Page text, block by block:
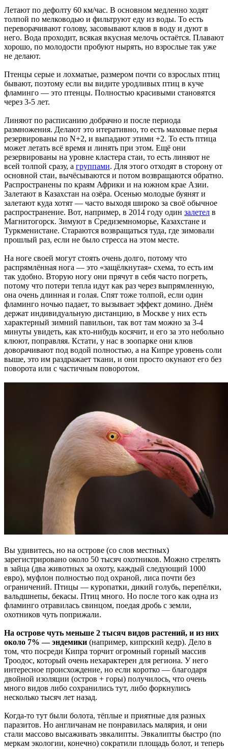
Летают по дефолту 60 км/час. В основном медленно ходят
толпой по мелководью и фильтруют еду из воды. То есть
переворачивают голову, засовывают клюв в воду и дуют в
него. Вода проходит, всякая вкусная мелочь остаётся. Плавают
хорошо, по молодости пробуют нырять, но взрослые так уже
не делают.
Птенцы серые и лохматые, размером почти со взрослых птиц
бывают, поэтому если вы видите уродливых птиц в куче
фламинго — это птенцы. Полностью красивыми становятся
через 3-5 лет.
Линяют по расписанию добрачно и после периода
размножения. Делают это итеративно, то есть маховые перья
резервированы по N+2, и выпадают этими +2. То есть птица
может летать всё время и линять при этом. Ещё они
резервированы на уровне кластера стаи, то есть линяют не
всей толпой сразу, а группами. Для этого отходят в сторону от
основной стаи, вычёсываются и потом возвращаются обратно.
Распространены по краям Африки и на южном крае Азии.
Залетают в Казахстан на озёра. Осенью молодые буянят и
залетают куда хотят — часто выходя широко за своё обычное
распространение. Вот, например, в 2014 году один залетел в
Магнитогорск. Зимуют в Средиземноморье, Казахстане и
Туркменистане. Стараются возвращаться туда, где зимовали
прошлый раз, если не было стресса на этом месте.
На ноге своей могут стоять очень долго, потому что
распрямлённая нога — это «защёлкнутая» схема, то есть им
так удобно. Вторую ногу они прячут в себя часто погреть,
потому что потери тепла идут как раз через выпрямленную,
она очень длинная и голая. Спят тоже толпой, если один
фламинго ночью падает, то вызывает эффект домино. Днём
держат индивидуальную дистанцию, в Москве у них есть
характерный зимний павильон, так вот там можно за 3-4
минуты увидеть, как кто-нибудь косячит, и его за это небольно
клюют, поправляя. Кстати, у нас в зоопарке они клюв
доворачивают под водой полностью, а на Кипре уровень соли
выше, это им раздражает ткани, и они просто окунают его без
поворота или с частичным поворотом.
Вы удивитесь, но на острове (со слов местных)
зарегистрировано около 50 тысяч охотников. Можно стрелять
в зайца (два животных за охоту, каждый следующий 1000
евро), муфлон полностью под охраной, лиса почти без
ограничений. Птицы — куропатки, дикий голубь, перепёлки,
вальдшнепы, бекасы. Птиц много. Но после того как одна из
фламинго отравилась свинцом, поедая дробь с земли,
охотников чуть поприжали.
На острове чуть меньше 2 тысяч видов растений, и из них
около 7% — эндемики (например, кипрский кедр). Дело в
том, что посреди Кипра торчит огромный горный массив
Троодос, который очень нехарактерен для региона. У него
интересное происхождение, но если коротко — благодаря
двойной изоляции (остров + горы) получилось, что очень
много видов либо сохранились тут, либо форкнулись
несколько тысяч лет назад.
Когда-то тут были болота, тёплые и приятные для разных
паразитов. Но англичанам не понравилась малярия, и они
стали массово высаживать эвкалипты. Эвкалипты быстро (по
меркам экологии, конечно) сократили площадь болот, и теперь